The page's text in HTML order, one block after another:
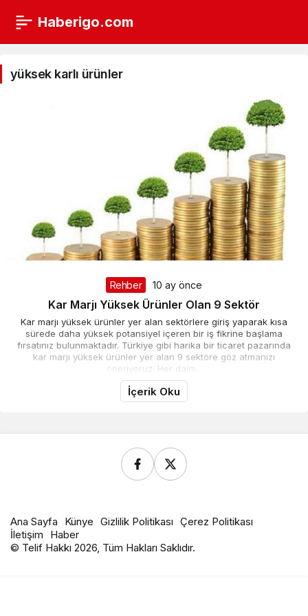
Haberigo.com
yüksek
karlı
yüksek karlı ürünler
Rehber 10 ay önce
Kar Marjı Yüksek Ürünler Olan 9 Sektör
Kar marjı yüksek ürünler yer alan sektörlere giriş yaparak kısa
sürede daha yüksek potansiyel içeren bir iş fikrine başlama
fırsatınız bulunmaktadır. Türkiye gibi harika bir ticaret pazarında
kar marjı yüksek ürünler yer alan 9 sektöre göz atmanızı
öneriyoruz. Her daim...
İçerik Oku
Ana Sayfa Künye Gizlilik Politikası Çerez Politikası
İletişim
Haber
© Telif Hakkı 2026, Tüm Hakları Saklıdır.